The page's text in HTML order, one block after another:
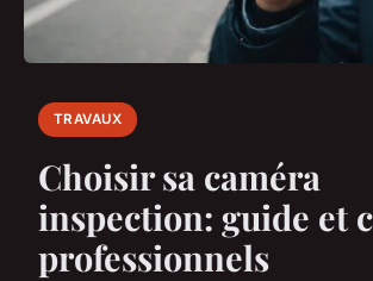
TRAVAUX
Choisir sa caméra
inspection: guide et
professionnels